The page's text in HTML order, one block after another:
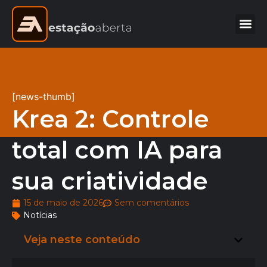
[news-thumb]
Krea 2: Controle
total com IA para
sua criatividade
15 de maio de 2026
Sem comentários
Notícias
Veja neste conteúdo